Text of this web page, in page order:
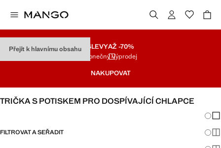
Přejít k hlavnímu obsahu SLEVYAŽ -70%
Konečný Výprodej
NAKUPOVAT
TRIČKA S POTISKEM PRO DOSPÍVAJÍCÍ CHLAPCE
FILTROVAT A SEŘADIT